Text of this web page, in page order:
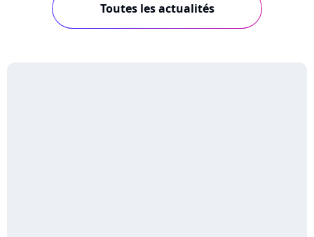
Toutes les actualités